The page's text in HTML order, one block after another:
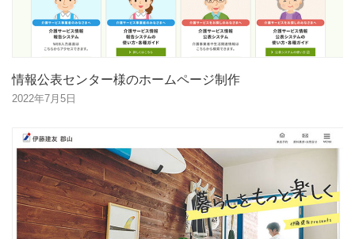
情報公表センター様のホームページ制作
2022年7月5日